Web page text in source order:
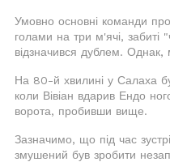
Умовно основні команди
голами на три м'ячі,
відзначився дублем.
На 80-й хвилині у Салаха
коли Вівіан вдарив Ендо
ворота, пробивши вище.
Зазначимо, що під час
змушений був зробити